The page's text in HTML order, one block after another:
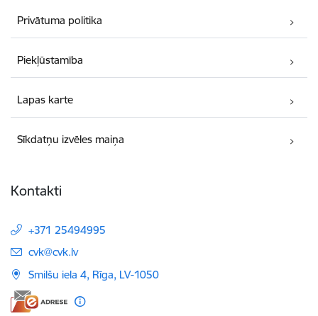
Privātuma politika
Piekļūstamība
Lapas karte
Sīkdatņu izvēles maiņa
Kontakti
+371 25494995
E-pasts:
cvk@cvk.lv
Smilšu iela 4, Rīga, LV-1050